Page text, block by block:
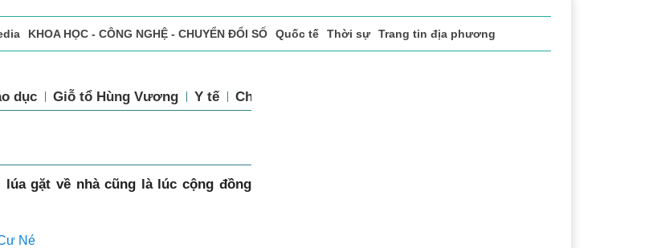
KHOA HỌC - CÔNG NGHỆ - CHUYỂN ĐỔI SỐ Quốc tế Thời sự Trang tin địa phương
dục Giỗ tổ Hùng Vương Y tế Chính sách xã hội
lúa gặt về nhà cũng là lúc cộng đồng
Né